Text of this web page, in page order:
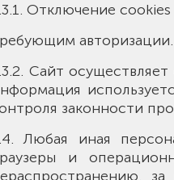
Отключение
авторизации.
Сайт
законности
Любая иная
и